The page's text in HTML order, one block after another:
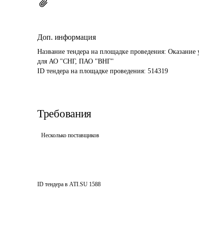
Доп. информация
Название тендера на площадке проведения: Оказание
для АО "СНГ, ПАО "ВНГ"
ID тендера на площадке проведения: 514319
Требования
Несколько поставщиков
ID тендера в ATI.SU 1588